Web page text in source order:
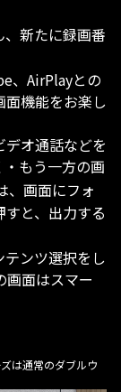
新たに録画番
、AirPlayとの
機能をお楽し
オ通話などを
もう一方の画
、画面にフォ
と、出力する
テンツ選択をし
画面はスマー
は通常のダブルウ